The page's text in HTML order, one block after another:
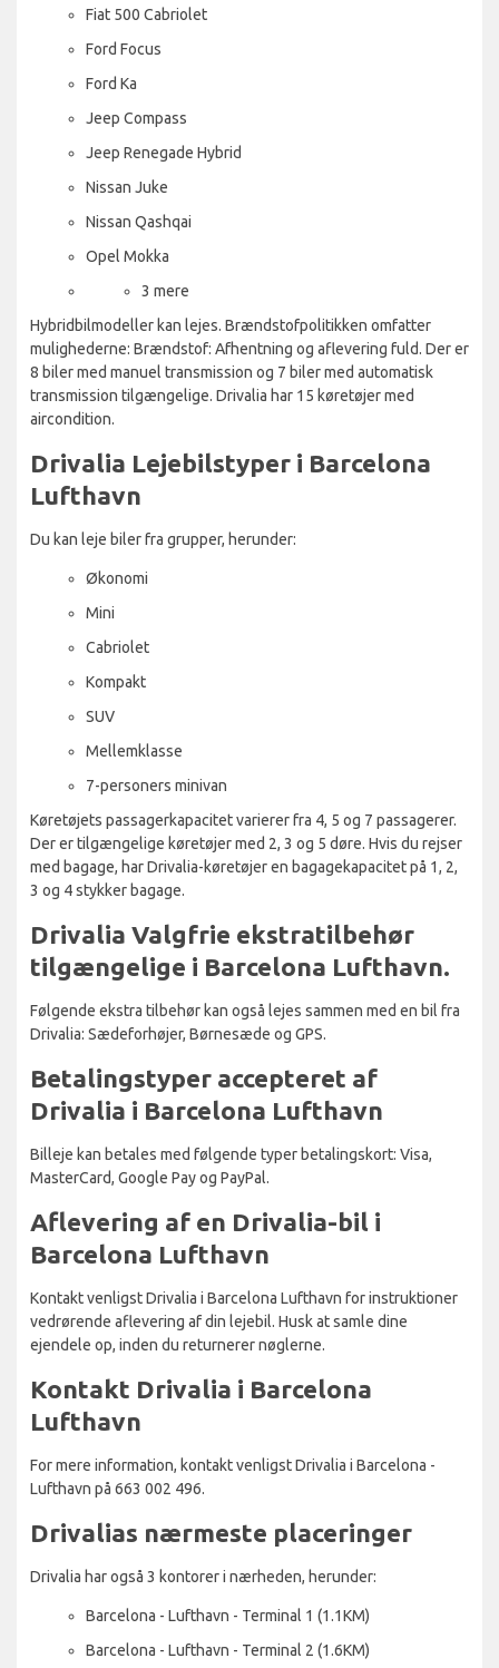
Fiat 500 Cabriolet
Ford Focus
Ford Ka
Jeep Compass
Jeep Renegade Hybrid
Nissan Juke
Nissan Qashqai
Opel Mokka
3 mere
Hybridbilmodeller kan lejes. Brændstofpolitikken omfatter
mulighederne: Brændstof: Afhentning og aflevering fuld. Der er
8 biler med manuel transmission og 7 biler med automatisk
transmission tilgængelige. Drivalia har 15 køretøjer med
aircondition.
Drivalia Lejebilstyper i Barcelona
Lufthavn
Du kan leje biler fra grupper, herunder:
Økonomi
Mini
Cabriolet
Kompakt
SUV
Mellemklasse
7-personers minivan
Køretøjets passagerkapacitet varierer fra 4, 5 og 7 passagerer.
Der er tilgængelige køretøjer med 2, 3 og 5 døre. Hvis du rejser
med bagage, har Drivalia-køretøjer en bagagekapacitet på 1, 2,
3 og 4 stykker bagage.
Drivalia Valgfrie ekstratilbehør
tilgængelige i Barcelona Lufthavn.
Følgende ekstra tilbehør kan også lejes sammen med en bil fra
Drivalia: Sædeforhøjer, Børnesæde og GPS.
Betalingstyper accepteret af
Drivalia i Barcelona Lufthavn
Billeje kan betales med følgende typer betalingskort: Visa,
MasterCard, Google Pay og PayPal.
Aflevering af en Drivalia-bil i
Barcelona Lufthavn
Kontakt venligst Drivalia i Barcelona Lufthavn for instruktioner
vedrørende aflevering af din lejebil. Husk at samle dine
ejendele op, inden du returnerer nøglerne.
Kontakt Drivalia i Barcelona
Lufthavn
For mere information, kontakt venligst Drivalia i Barcelona -
Lufthavn på 663 002 496.
Drivalias nærmeste placeringer
Drivalia har også 3 kontorer i nærheden, herunder:
Barcelona - Lufthavn - Terminal 1 (1.1KM)
Barcelona - Lufthavn - Terminal 2 (1.6KM)